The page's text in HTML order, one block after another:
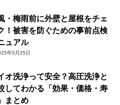
・梅雨前に外壁と屋根をチェ
！被害を防ぐための事前点検
ュアル
年5月25日
オ洗浄って安全？高圧洗浄と
してわかる「効果・価格・寿
まとめ